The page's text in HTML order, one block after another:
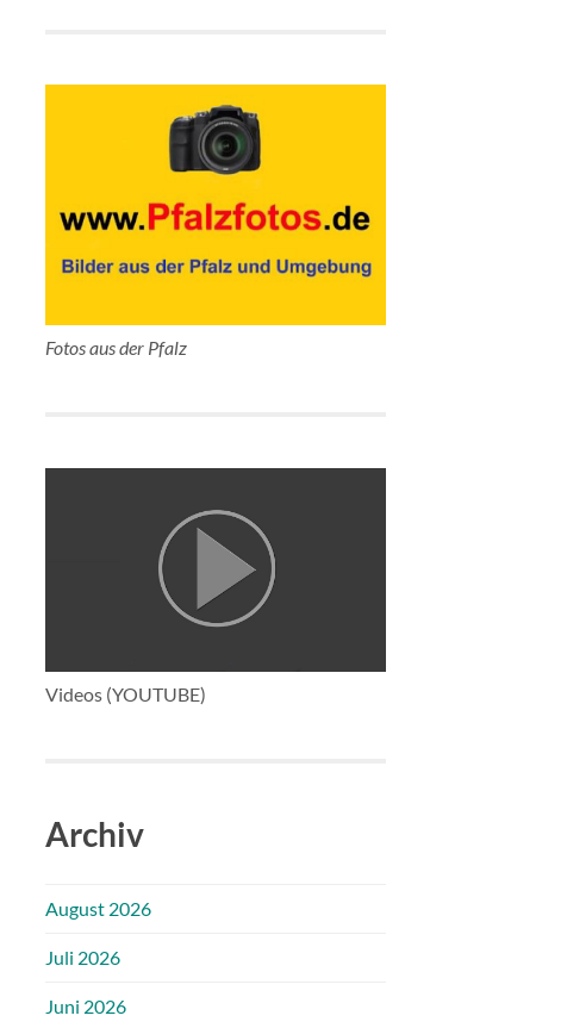
Fotos aus der Pfalz
Videos (YOUTUBE)
Archiv
August 2026
Juli 2026
Juni 2026